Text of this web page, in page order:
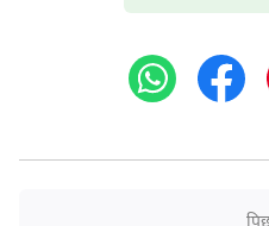
करते हैं, और ईमानदारी से
प्रार्थनाएँ सुनेंगे, हमें अपनी